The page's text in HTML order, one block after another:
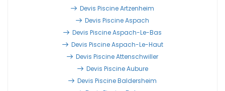
Devis Piscine Artzenheim
Devis Piscine Aspach
Devis Piscine Aspach-Le-Bas
Devis Piscine Aspach-Le-Haut
Devis Piscine Attenschwiller
Devis Piscine Aubure
Devis Piscine Baldersheim